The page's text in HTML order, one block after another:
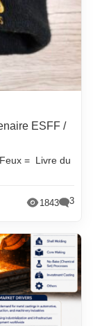
ESFF /
= Livre du
1843 3